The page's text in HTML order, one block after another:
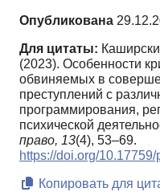
Опубликована
Для цитаты:
(2023). Особенности
обвиняемых в
преступлений с
программирования,
психической
право, 13(4), 53–69.
https://doi.org/
Копировать для